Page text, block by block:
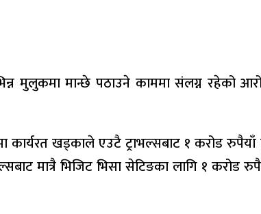
मुलुकमा मान्छे पठाउने काममा संलग्न रहेको
कार्यरत खड्काले एउटै ट्राभल्सबाट १ करोड
मात्रै भिजिट भिसा सेटिङका लागि १ करोड